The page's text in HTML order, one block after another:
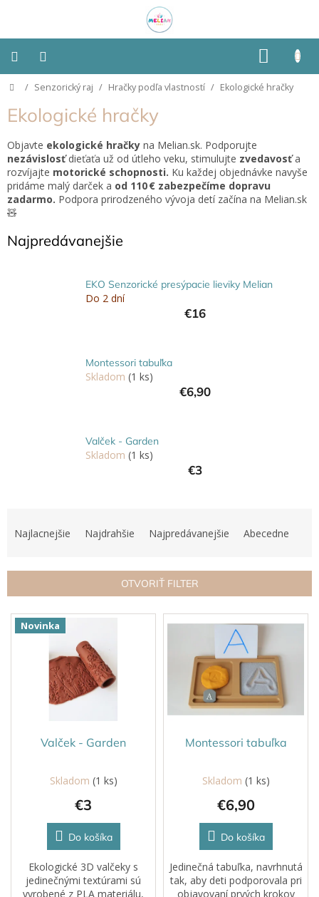
KOŠÍK
Montessori
Senzorické
pomôcky
podľa
typu
Prihlásenie
Domov
/ Senzorický raj / Hračky podľa vlastností / Ekologické hračky
Ekologické hračky
Objavte ekologické hračky na Melian.sk. Podporujte
nezávislosťdieťaťa už od útleho veku, stimulujte zvedavosťa
rozvíjajte motorické schopnosti. Ku každej objednávke navyše
pridáme malý darček a od 110 € zabezpečíme dopravu
zadarmo. Podpora prirodzeného vývoja detí začína na Melian.sk
🧸
Najpredávanejšie
EKO Senzorické presýpacie lieviky Melian
Do 2 dní
€16
Montessori tabuľka
Skladom (1 ks)
€6,90
Valček - Garden
Skladom (1 ks)
€3
i
e
Najlacnejšie Najdrahšie Najpredávanejšie Abecedne
OTVORIŤ FILTER
V Novinka
Valček - Garden
Skladom (1 ks)
€3
Do košíka
Ekologické 3D valčeky s
jedinečnými textúrami sú
vyrobené z PLA materiálu,
Montessori tabuľka
Skladom (1 ks)
€6,90
Do košíka
Jedinečná tabuľka, navrhnutá
tak, aby deti podporovala pri
objavovaní prvých krokov